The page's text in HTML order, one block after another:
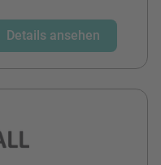
Details ansehen